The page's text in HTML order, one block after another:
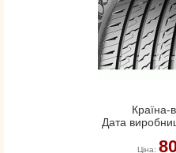
Країна-
Дата
Ціна: